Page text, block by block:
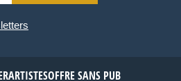
ARTISTESOFFRE SANS PUB